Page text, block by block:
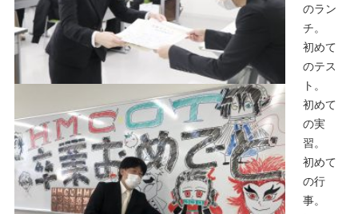
のラン
チ。
初めて
のテス
ト。
初めて
の実
習。
初めて
の行
事。